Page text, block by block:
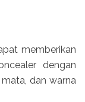
memberikan
dengan
dan warna